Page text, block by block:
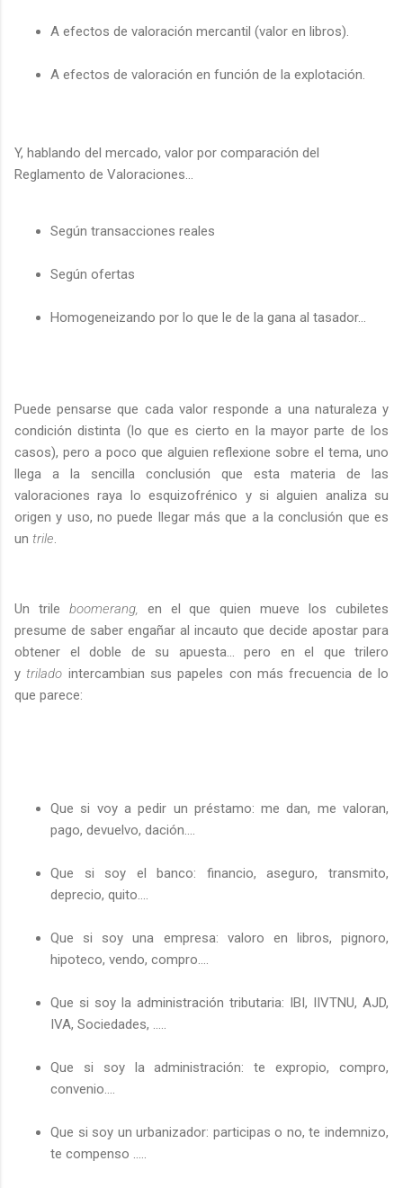
A efectos de valoración mercantil (valor en libros).
A efectos de valoración en función de la explotación.
Y, hablando del mercado, valor por comparación del
Reglamento de Valoraciones...
Según transacciones reales
Según ofertas
Homogeneizando por lo que le de la gana al tasador...
Puede pensarse que cada valor responde a una naturaleza y
condición distinta (lo que es cierto en la mayor parte de los
casos), pero a poco que alguien reflexione sobre el tema, uno
llega a la sencilla conclusión que esta materia de las
valoraciones raya lo esquizofrénico y si alguien analiza su
origen y uso, no puede llegar más que a la conclusión que es
un trile
Un trile boomerang,
en el que quien mueve los cubiletes
presume de saber engañar al incauto que decide apostar para
obtener el doble de su apuesta... pero en el que trilero
ytrilado intercambian sus papeles con más frecuencia de lo
que parece:
Que si voy a pedir un préstamo: me dan, me valoran,
pago, devuelvo, dación….
Que si soy el banco: financio, aseguro, transmito,
deprecio, quito….
Que si soy una empresa: valoro en libros, pignoro,
hipoteco, vendo, compro….
Que si soy la administración tributaria: IBI, IIVTNU, AJD,
IVA, Sociedades, …..
Que si soy la administración: te expropio, compro,
convenio….
Que si soy un urbanizador: participas o no, te indemnizo,
te compenso …..